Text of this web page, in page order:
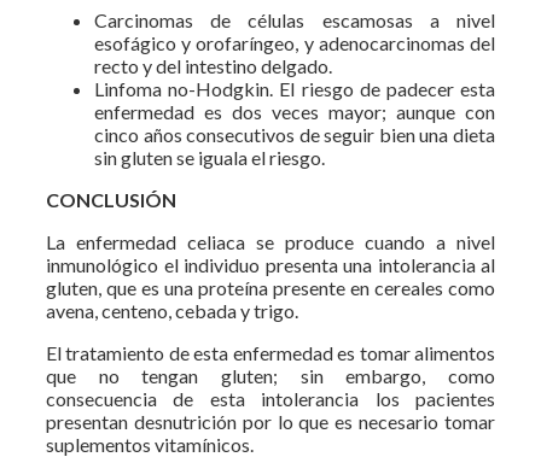
Carcinomas de células escamosas a nivel
esofágico y orofaríngeo, y adenocarcinomas del
recto y del intestino delgado.
Linfoma no-Hodgkin. El riesgo de padecer esta
enfermedad es dos veces mayor; aunque con
cinco años consecutivos de seguir bien una dieta
sin gluten se iguala el riesgo.
CONCLUSIÓN
La enfermedad celiaca se produce cuando a nivel
inmunológico el individuo presenta una intolerancia al
gluten, que es una proteína presente en cereales como
avena, centeno, cebada y trigo.
El tratamiento de esta enfermedad es tomar alimentos
que no tengan gluten; sin embargo, como
consecuencia de esta intolerancia los pacientes
presentan desnutrición por lo que es necesario tomar
suplementos vitamínicos.